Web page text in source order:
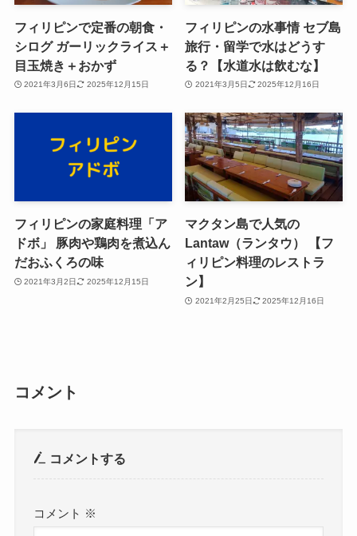
フィリピンで定番の朝食・
シログ ガーリックライス＋
目玉焼き＋‪おかず
2021年3月6日 2025年12月15日
フィリピンの水事情 セブ島
旅行・留学で水はどうす
る？【水道水は飲むな】
2021年3月5日 2025年12月16日
フィリピンの家庭料理「ア
ドボ」 豚肉や鶏肉を煮込ん
だおふくろの味
2021年3月2日 2025年12月15日
マクタン島で人気の
Lantaw（ランタウ） 【フ
ィリピン料理のレストラ
ン】
2021年2月25日 2025年12月16日
コメント
コメントする
コメント ※